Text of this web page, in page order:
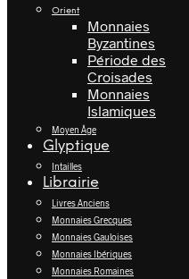
Orient
Monnaies
Byzantines
Période des
Croisades
Monnaies
Islamiques
Moyen Âge
Glyptique
Intailles
Librairie
Livres Anciens
Monnaies Grecques
Monnaies Gauloises
Monnaies Ibériques
Monnaies Romaines